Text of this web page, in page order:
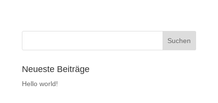
Neueste Beiträge
Hello world!